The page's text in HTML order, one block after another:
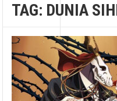
TAG: DUNIA